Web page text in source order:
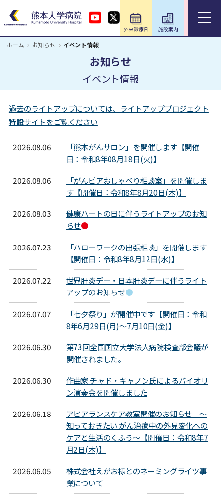
外来診療日 施設案内
ホーム お知らせ イベント情報
お知らせ
イベント情報
過去のライトアップについては、ライトアッププロジェクト
特設サイトをご覧ください
2026.08.06
「熊本がんサロン」を開催します【開催
日：令和8年08月18日(火)】
2026.08.06
「がんピアおしゃべり相談室」を開催しま
す【開催日：令和8年8月20日(木)】
2026.08.03
健康ハートの日に伴うライトアップのお知
らせ●
2026.07.23
「ハローワークの出張相談」を開催します
【開催日：令和8年8月12日(水)】
2026.07.22
世界肝炎デー・日本肝炎デーに伴うライト
アップのお知らせ●
2026.07.07
「七夕祭り」が開催中です【開催日：令和
8年6月29日(月)～7月10日(金)】
2026.06.30
第73回全国国立大学法人病院検査部会議が
開催されました。
2026.06.30
作曲家 チャド・キャノン氏によるバイオリ
ン演奏会を開催しました
2026.06.18
アピアランスケア教室開催のお知らせ ～
知っておきたい がん治療中の外見変化への
ケアと生活のくふう～【開催日：令和8年7
月2日(木)】
2026.06.05
株式会社えがお様とのネーミングライツ事
業について
ホーム
外来のご案内
入院のご案内
診療科・部門
医療関係の方
教育・研究／研修
Foreign Language